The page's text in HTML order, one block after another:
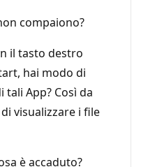
compaiono?
il tasto destro
hai modo di
App? Così da
visualizzare i file
è accaduto?